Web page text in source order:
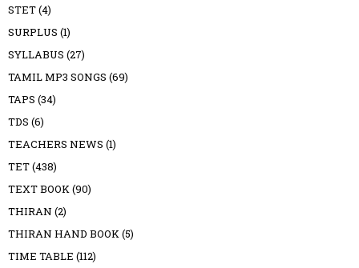
STET(4)
SURPLUS (1)
SYLLABUS (27)
TAMIL MP3 SONGS (69)
TAPS (34)
TDS (6)
TEACHERS NEWS (1)
TET(438)
TEXT BOOK(90)
THIRAN (2)
THIRAN HAND BOOK(5)
TIME TABLE (112)